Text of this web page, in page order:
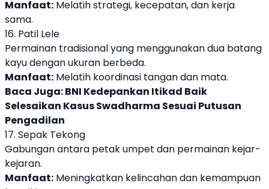
Manfaat: Melatih strategi, kecepatan, dan kerja
sama.
16. Patil Lele
Permainan tradisional yang menggunakan dua batang
kayu dengan ukuran berbeda.
Manfaat: Melatih koordinasi tangan dan mata.
Baca Juga:BNI Kedepankan Itikad Baik
Selesaikan Kasus Swadharma Sesuai Putusan
Pengadilan
17. Sepak Tekong
Gabungan antara petak umpet dan permainan kejar-
kejaran.
Manfaat: Meningkatkan kelincahan dan kemampuan